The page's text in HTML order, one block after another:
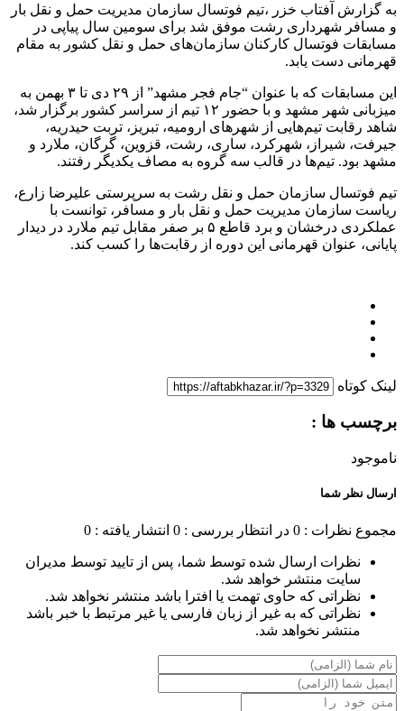
به گزارش آفتاب خزر ،تیم فوتسال سازمان مدیریت حمل و نقل بار
و مسافر شهرداری رشت موفق شد برای سومین سال پیاپی در
مسابقات فوتسال کارکنان سازمان‌های حمل و نقل کشور به مقام
قهرمانی دست یابد.
این مسابقات که با عنوان “جام فجر مشهد” از ۲۹ دی تا ۳ بهمن به
میزبانی شهر مشهد و با حضور ۱۲ تیم از سراسر کشور برگزار شد،
شاهد رقابت تیم‌هایی از شهرهای ارومیه، تبریز، تربت حیدریه،
جیرفت، شیراز، شهرکرد، ساری، رشت، قزوین، گرگان، ملارد و
مشهد بود. تیم‌ها در قالب سه گروه به مصاف یکدیگر رفتند.
تیم فوتسال سازمان حمل و نقل رشت به سرپرستی علیرضا زارع،
ریاست سازمان مدیریت حمل و نقل بار و مسافر، توانست با
عملکردی درخشان و برد قاطع ۵ بر صفر مقابل تیم ملارد در دیدار
پایانی، عنوان قهرمانی این دوره از رقابت‌ها را کسب کند.
لینک کوتاه
برچسب ها :
ناموجود
ارسال نظر شما
مجموع نظرات : 0 در انتظار بررسی : 0 انتشار یافته : 0
نظرات ارسال شده توسط شما، پس از تایید توسط مدیران
سایت منتشر خواهد شد.
نظراتی که حاوی تهمت یا افترا باشد منتشر نخواهد شد.
نظراتی که به غیر از زبان فارسی یا غیر مرتبط با خبر باشد
منتشر نخواهد شد.